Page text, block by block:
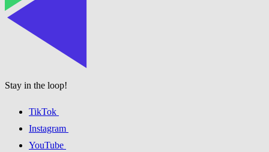
Stay in the loop!
TikTok
Instagram
YouTube